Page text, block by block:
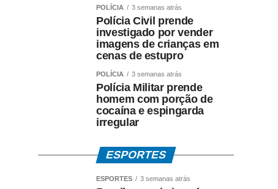
POLÍCIA 3 semanas atrás
Polícia Civil prende
investigado por vender
imagens de crianças em
cenas de estupro
POLÍCIA 3 semanas atrás
Polícia Militar prende
homem com porção de
cocaína e espingarda
irregular
ESPORTES
ESPORTES 3 semanas atrás